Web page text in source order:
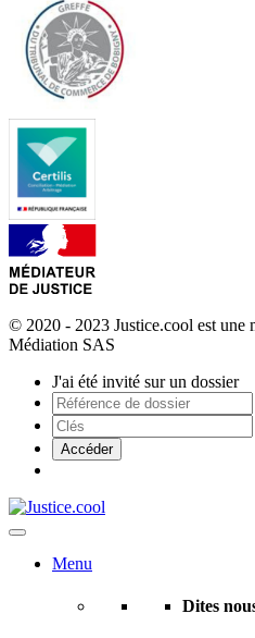
© 2020 - 2023 Justice.cool est une
Médiation SAS
J'ai été invité sur un dossier
Menu
Dites